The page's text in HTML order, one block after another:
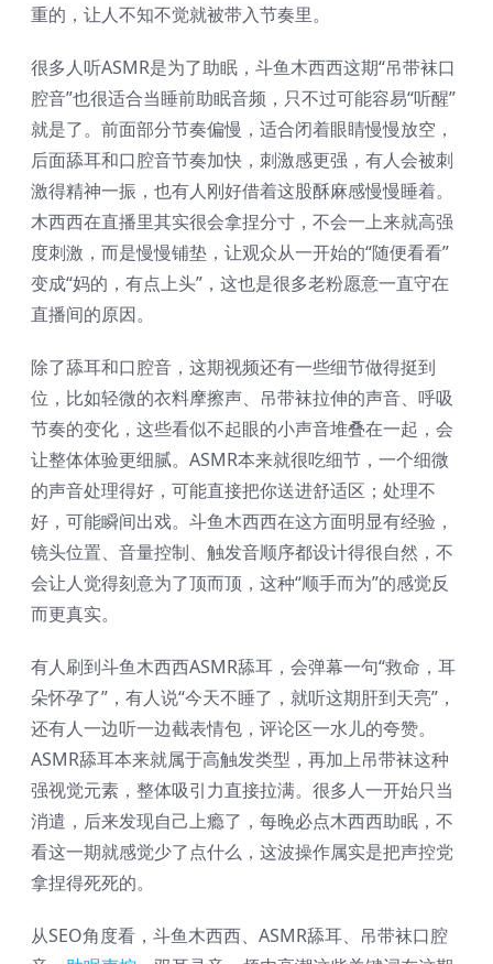
重的，让人不知不觉就被带入节奏里。
很多人听ASMR是为了助眠，斗鱼木西西这期“吊带袜口
腔音”也很适合当睡前助眠音频，只不过可能容易“听醒”
就是了。前面部分节奏偏慢，适合闭着眼睛慢慢放空，
后面舔耳和口腔音节奏加快，刺激感更强，有人会被刺
激得精神一振，也有人刚好借着这股酥麻感慢慢睡着。
木西西在直播里其实很会拿捏分寸，不会一上来就高强
度刺激，而是慢慢铺垫，让观众从一开始的“随便看看”
变成“妈的，有点上头”，这也是很多老粉愿意一直守在
直播间的原因。
除了舔耳和口腔音，这期视频还有一些细节做得挺到
位，比如轻微的衣料摩擦声、吊带袜拉伸的声音、呼吸
节奏的变化，这些看似不起眼的小声音堆叠在一起，会
让整体体验更细腻。ASMR本来就很吃细节，一个细微
的声音处理得好，可能直接把你送进舒适区；处理不
好，可能瞬间出戏。斗鱼木西西在这方面明显有经验，
镜头位置、音量控制、触发音顺序都设计得很自然，不
会让人觉得刻意为了顶而顶，这种“顺手而为”的感觉反
而更真实。
有人刷到斗鱼木西西ASMR舔耳，会弹幕一句“救命，耳
朵怀孕了”，有人说“今天不睡了，就听这期肝到天亮”，
还有人一边听一边截表情包，评论区一水儿的夸赞。
ASMR舔耳本来就属于高触发类型，再加上吊带袜这种
强视觉元素，整体吸引力直接拉满。很多人一开始只当
消遣，后来发现自己上瘾了，每晚必点木西西助眠，不
看这一期就感觉少了点什么，这波操作属实是把声控党
拿捏得死死的。
从SEO角度看，斗鱼木西西、ASMR舔耳、吊带袜口腔